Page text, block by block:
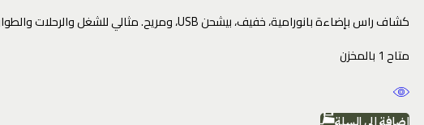
كشاف راس بإضاءة بانورامية، خفيف، بيشحن USB، ومريح. مثالي للشغل والرحلات والطوارئ! ✨💪
متاح 1 بالمخزن